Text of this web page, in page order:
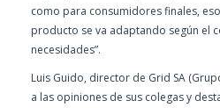
como para consumidores finales,
producto se va adaptando según el
necesidades”.
Luis Guido, director de Grid SA
a las opiniones de sus colegas y